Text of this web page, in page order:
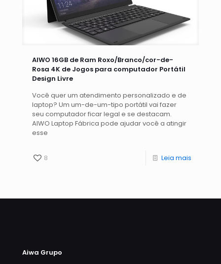
AIWO 16GB de Ram Roxo/Branco/cor-de-
Rosa 4K de Jogos para computador Portátil
Design Livre
Você quer um atendimento personalizado e de
laptop? Um um-de-um-tipo portátil vai fazer
seu computador ficar legal e se destacam.
AIWO Laptop Fábrica pode ajudar você a atingir
esse
8 Leia mais
Aiwa Grupo